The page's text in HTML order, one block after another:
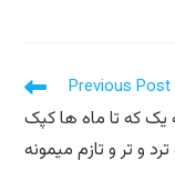
Read
more
articles
Previous Post
که تا ماه ها کپک